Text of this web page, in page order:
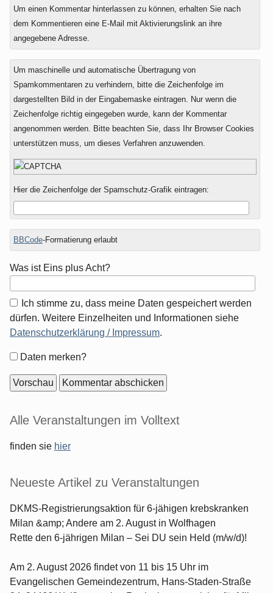
Um einen Kommentar hinterlassen zu können, erhalten Sie nach
dem Kommentieren eine E-Mail mit Aktivierungslink an ihre
angegebene Adresse.
Um maschinelle und automatische Übertragung von
Spamkommentaren zu verhindern, bitte die Zeichenfolge im
dargestellten Bild in der Eingabemaske eintragen. Nur wenn die
Zeichenfolge richtig eingegeben wurde, kann der Kommentar
angenommen werden. Bitte beachten Sie, dass Ihr Browser Cookies
unterstützen muss, um dieses Verfahren anzuwenden.
Hier die Zeichenfolge der Spamschutz-Grafik eintragen:
BBCode-Formatierung erlaubt
Was ist Eins plus Acht?
Ich stimme zu, dass meine Daten gespeichert werden
dürfen. Weitere Einzelheiten und Informationen siehe
Datenschutzerklärung / Impressum.
Formular-
Daten merken?
Seitenleiste
Alle Veranstaltungen im Volltext
finden sie hier
Neueste Artikel zu Veranstaltungen
DKMS-Registrierungsaktion für 6-jähigen krebskranken
Milan &amp; Andere am 2. August in Wolfhagen
Rette den 6-jährigen Milan – Sei DU sein Held (m/w/d)!
Am 2. August 2026 findet von 11 bis 15 Uhr im
Evangelischen Gemeindezentrum, Hans-Staden-Straße